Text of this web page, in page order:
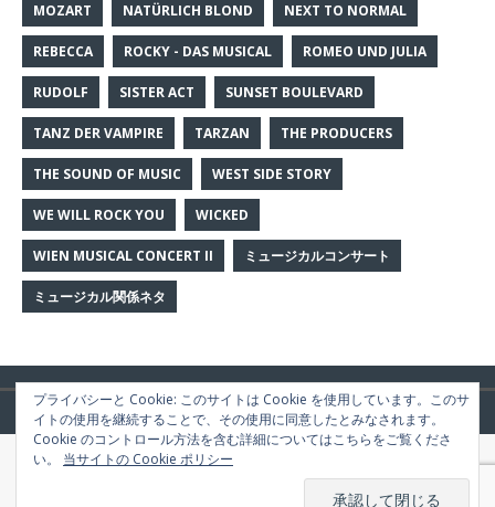
MOZART NATÜRLICH BLOND NEXT TO NORMAL
REBECCA ROCKY - DAS MUSICAL ROMEO UND JULIA
RUDOLF SISTER ACT SUNSET BOULEVARD
TANZ DER VAMPIRE TARZAN THE PRODUCERS
THE SOUND OF MUSIC WEST SIDE STORY
WE WILL ROCK YOU WICKED
WIEN MUSICAL CONCERT II ミュージカルコンサート
ミュージカル関係ネタ
Copyright © 2026 | WordPress Theme byMH Themes
プライバシーと Cookie: このサイトは Cookie を使用しています。このサ
イトの使用を継続することで、その使用に同意したとみなされます。
Cookie のコントロール方法を含む詳細についてはこちらをご覧くださ
い。 当サイトの Cookie ポリシー